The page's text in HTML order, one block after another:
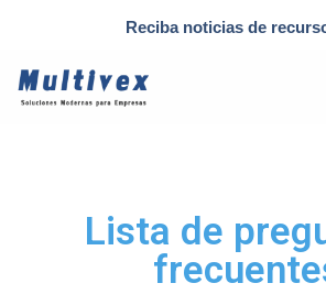
al
contenido
Reciba noticias de
Lista de